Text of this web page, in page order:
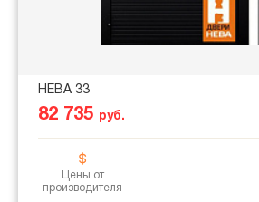
НЕВА 33
82 735 руб.
Цены от
производителя